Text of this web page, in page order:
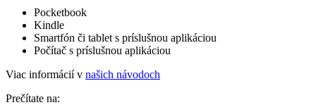
Pocketbook
Kindle
Smartfón či tablet s príslušnou aplikáciou
Počítač s príslušnou aplikáciou
Viac informácií v našich návodoch
Prečítate na: